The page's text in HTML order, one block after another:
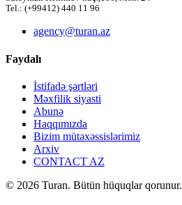
Tel.: (+99412) 440 11 96
agency@turan.az
Faydalı
İstifadə şərtləri
Məxfilik siyasti
Abunə
Haqqımızda
Bizim mütəxəssislərimiz
Arxiv
CONTACT AZ
© 2026 Turan. Bütün hüquqlar qorunur.